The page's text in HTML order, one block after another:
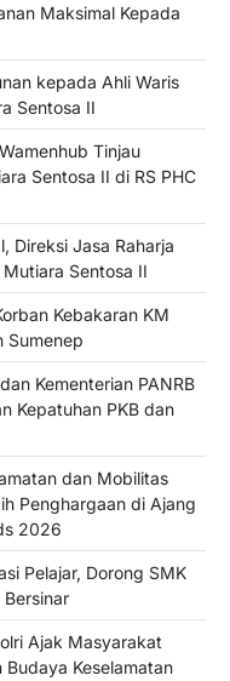
Maksimal Kepada
kepada Ahli Waris
Sentosa II
Tinjau
Sentosa II di RS PHC
Direksi Jasa Raharja
Sentosa II
Kebakaran KM
Sumenep
Kementerian PANRB
Kepatuhan PKB dan
dan Mobilitas
Penghargaan di Ajang
2026
Pelajar, Dorong SMK
Ajak Masyarakat
Keselamatan